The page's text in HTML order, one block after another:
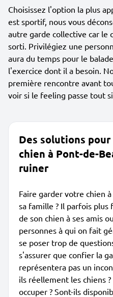
Choisissez l'option la plus
est sportif, nous vous
autre garde collective car le
sorti. Privilégiez une
aura du temps pour le
l'exercice dont il a besoin.
première rencontre avant
voir si le feeling passe tout
Des solutions
chien à Pont-de-
ruiner
Faire garder votre chien
sa famille ? Il parfois plus
de son chien à ses amis
personnes à qui on fait
se poser trop de
s'assurer que confier la
représentera pas un
ils réellement les chiens
occuper ? Sont-ils